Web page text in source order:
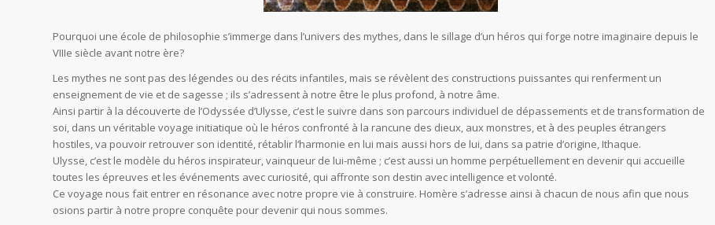
Pourquoi une école de philosophie s’immerge dans l’univers des mythes, dans le sillage d’un héros qui forge notre imaginaire depuis le
VIIIe siècle avant notre ère?
Les mythes ne sont pas des légendes ou des récits infantiles, mais se révèlent des constructions puissantes qui renferment un
enseignement de vie et de sagesse ; ils s’adressent à notre être le plus profond, à notre âme.
Ainsi partir à la découverte de l’Odyssée d’Ulysse, c’est le suivre dans son parcours individuel de dépassements et de transformation de
soi, dans un véritable voyage initiatique où le héros confronté à la rancune des dieux, aux monstres, et à des peuples étrangers
hostiles, va pouvoir retrouver son identité, rétablir l‘harmonie en lui mais aussi hors de lui, dans sa patrie d’origine, Ithaque.
Ulysse, c’est le modèle du héros inspirateur, vainqueur de lui-même ; c’est aussi un homme perpétuellement en devenir qui accueille
toutes les épreuves et les événements avec curiosité, qui affronte son destin avec intelligence et volonté.
Ce voyage nous fait entrer en résonance avec notre propre vie à construire. Homère s’adresse ainsi à chacun de nous afin que nous
osions partir à notre propre conquête pour devenir qui nous sommes.